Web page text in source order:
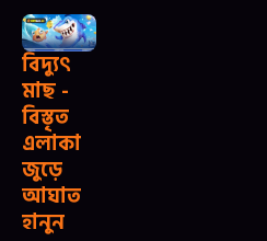
বিদ্যুৎ
মাছ -
বিস্তৃত
এলাকা
জুড়ে
আঘাত
হানুন